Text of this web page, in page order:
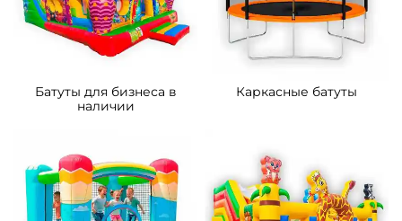
Батуты для бизнеса в
наличии
Каркасные батуты